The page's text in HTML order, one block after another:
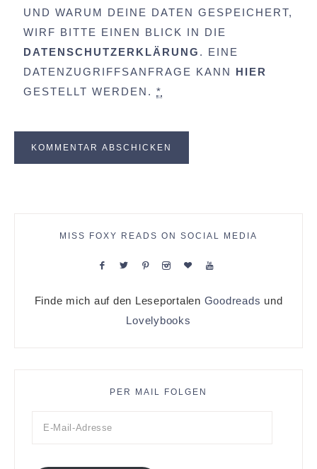
UND WARUM DEINE DATEN GESPEICHERT,
WIRF BITTE EINEN BLICK IN DIE
DATENSCHUTZERKLÄRUNG . EINE
DATENZUGRIFFSANFRAGE KANN HIER
GESTELLT WERDEN. *
MISS FOXY READS ON SOCIAL MEDIA
Finde mich auf den Leseportalen Goodreads und
Lovelybooks
PER MAIL FOLGEN